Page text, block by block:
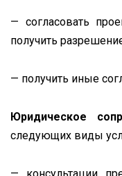
— согласовать
получить
— получить иные
Юридическое
следующих виды